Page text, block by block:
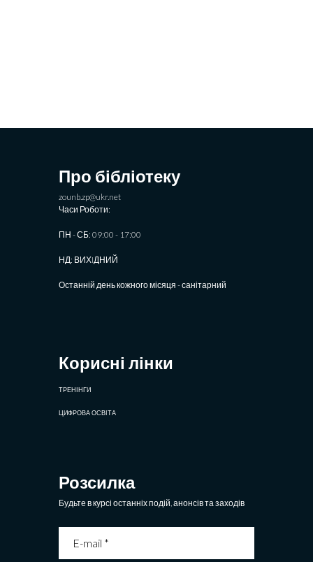
Про бібліотеку
zounb.zp@ukr.net
Часи Роботи:
ПН - СБ: 09:00 - 17:00
НД: ВИХIДНИЙ
Останній день кожного місяця - санітарний
Корисні лінки
ТРЕНІНГИ
ЦИФРОВА ОСВІТА
Розсилка
Будьте в курсі останніх подій, анонсів та заходів